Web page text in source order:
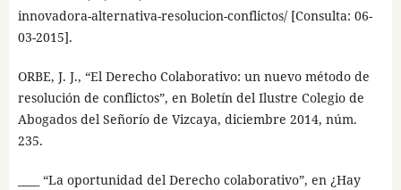
innovadora-alternativa-resolucion-conflictos/ [Consulta: 06-
03-2015].
ORBE, J. J., “El Derecho Colaborativo: un nuevo método de
resolución de conflictos”, en Boletín del Ilustre Colegio de
Abogados del Señorío de Vizcaya, diciembre 2014, núm.
235.
____ “La oportunidad del Derecho colaborativo”, en ¿Hay